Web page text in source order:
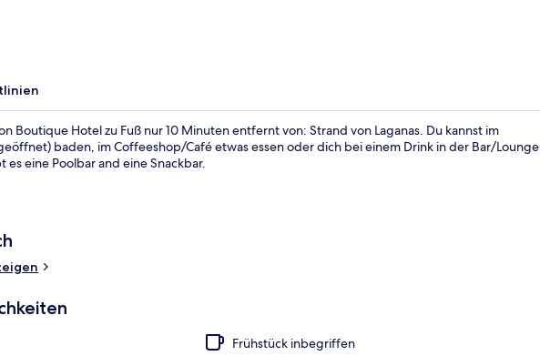
Boutique Hotel zu Fuß nur 10 Minuten entfernt von: Strand von Laganas. Du kannst im
baden, im Coffeeshop/Café etwas essen oder dich bei einem Drink in der Bar/Lounge
eine Poolbar and eine Snackbar.
Frühstück inbegriffen